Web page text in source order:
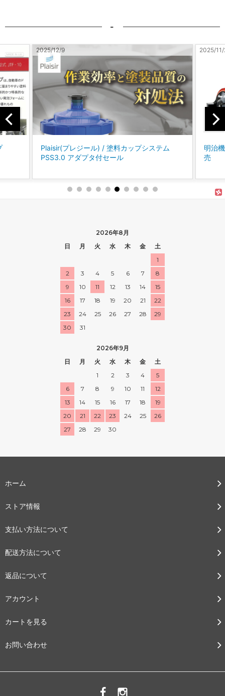
-
2025/11/28
明治機械製作所 / Finer Ⅲ スプレーガン 新発
売
2025/
コバ
に、
2026年8月
日
月 火 水 木 金
土
1
2
3 4 5 6 7
8
9
10 11 12 13 14
15
16
17 18 19 20 21
22
23
24 25 26 27 28
29
30
31
2026年9月
日
月 火 水 木 金
土
1
2 3 4
5
6
7 8 9 10 11
12
13
14 15 16 17 18
19
20
21 22 23 24 25
26
27
28 29 30
ホーム
ストア情報
支払い方法について
配送方法について
返品について
アカウント
カートを見る
お問い合わせ